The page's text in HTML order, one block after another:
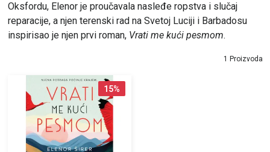
Oksfordu, Elenor je proučavala nasleđe ropstva i slučaj
reparacije, a njen terenski rad na Svetoj Luciji i Barbadosu
inspirisao je njen prvi roman, Vrati me kući pesmom.
1 Proizvoda
15%